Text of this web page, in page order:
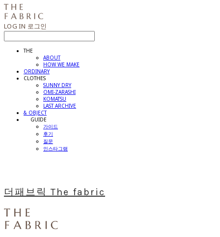
LOG IN 로그인
THE
ABOUT
HOW WE MAKE
ORDINARY
CLOTHES
SUNNY DRY
OMI-ZARASHI
KOMATSU
LAST ARCHIVE
& OBJECT
⠀⠀GUIDE
가이드
후기
질문
인스타그램
더패브릭 The fabric